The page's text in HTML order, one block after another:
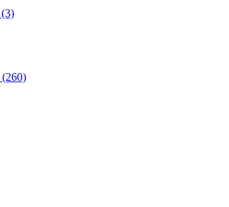
(3)
(260)